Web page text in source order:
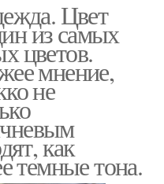
Цвет
из самых
цветов.
мнение,
не
как
темные тона.